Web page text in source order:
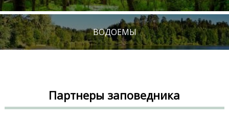
ВОДОЕМЫ
Партнеры заповедника